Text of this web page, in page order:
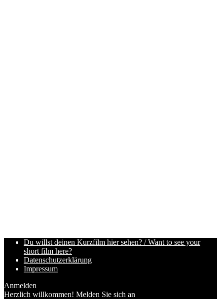
Du willst deinen Kurzfilm hier sehen? / Want to see your
short film here?
Datenschutzerklärung
Impressum
Anmelden
Herzlich willkommen! Melden Sie sich an